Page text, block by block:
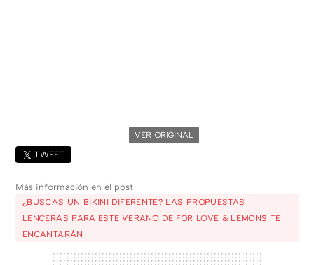
VER ORIGINAL
TWEET
Más información en el post
¿BUSCAS UN BIKINI DIFERENTE? LAS PROPUESTAS
LENCERAS PARA ESTE VERANO DE FOR LOVE & LEMONS TE
ENCANTARÁN